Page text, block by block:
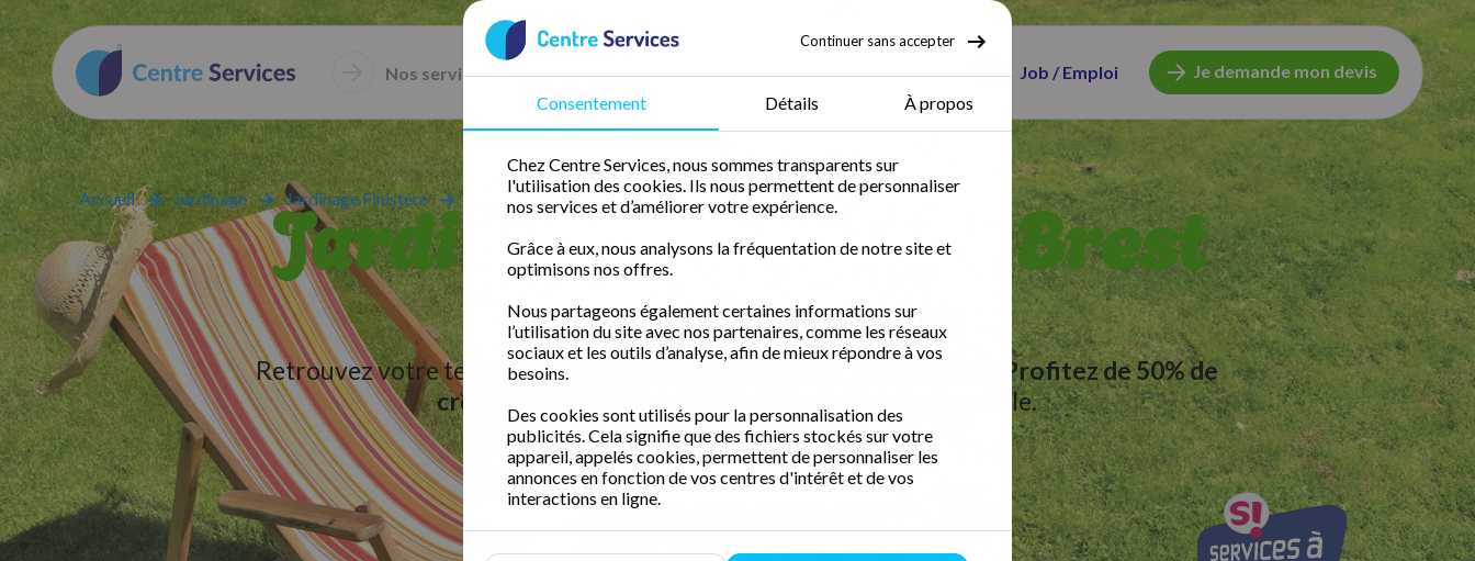
Nos services 50 % de crédit d’impôt Job / Emploi Je demande mon devis
Continuer sans accepter
Consentement Détails À propos
Chez Centre Services, nous sommes transparents sur
l'utilisation des cookies. Ils nous permettent de personnaliser
nos services et d’améliorer votre expérience.
Grâce à eux, nous analysons la fréquentation de notre site et
optimisons nos offres.
Nous partageons également certaines informations sur
l’utilisation du site avec nos partenaires, comme les réseaux
sociaux et les outils d’analyse, afin de mieux répondre à vos
besoins.
Des cookies sont utilisés pour la personnalisation des
publicités. Cela signifie que des fichiers stockés sur votre
appareil, appelés cookies, permettent de personnaliser les
annonces en fonction de vos centres d'intérêt et de vos
interactions en ligne.
Accueil Jardinage Jardinage Finistère Jardinage Brest
Jardinage à domicile Brest
0 / 5 sur 0 avisGoogle
Retrouvez votre temps libre avec un jardinier fiable et expérimenté.
Profitez de 50% de
crédit d'impôt immédiat
pour un domicile impeccable.
Demander un devis gratuit